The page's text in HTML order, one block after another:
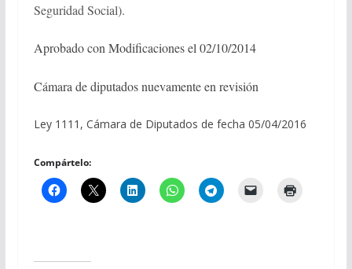
Seguridad Social).
Aprobado con Modificaciones el 02/10/2014
Cámara de diputados nuevamente en revisión
Ley 1111, Cámara de Diputados de fecha 05/04/2016
Compártelo: